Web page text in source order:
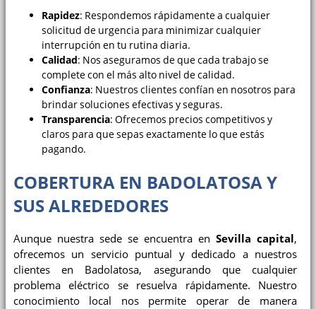
Rapidez: Respondemos rápidamente a cualquier
solicitud de urgencia para minimizar cualquier
interrupción en tu rutina diaria.
Calidad: Nos aseguramos de que cada trabajo se
complete con el más alto nivel de calidad.
Confianza: Nuestros clientes confían en nosotros para
brindar soluciones efectivas y seguras.
Transparencia: Ofrecemos precios competitivos y
claros para que sepas exactamente lo que estás
pagando.
COBERTURA EN BADOLATOSA Y
SUS ALREDEDORES
Aunque nuestra sede se encuentra en Sevilla capital,
ofrecemos un servicio puntual y dedicado a nuestros
clientes en Badolatosa, asegurando que cualquier
problema eléctrico se resuelva rápidamente. Nuestro
conocimiento local nos permite operar de manera